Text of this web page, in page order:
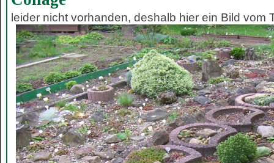
leider nicht vorhanden, deshalb hier ein Bild vom